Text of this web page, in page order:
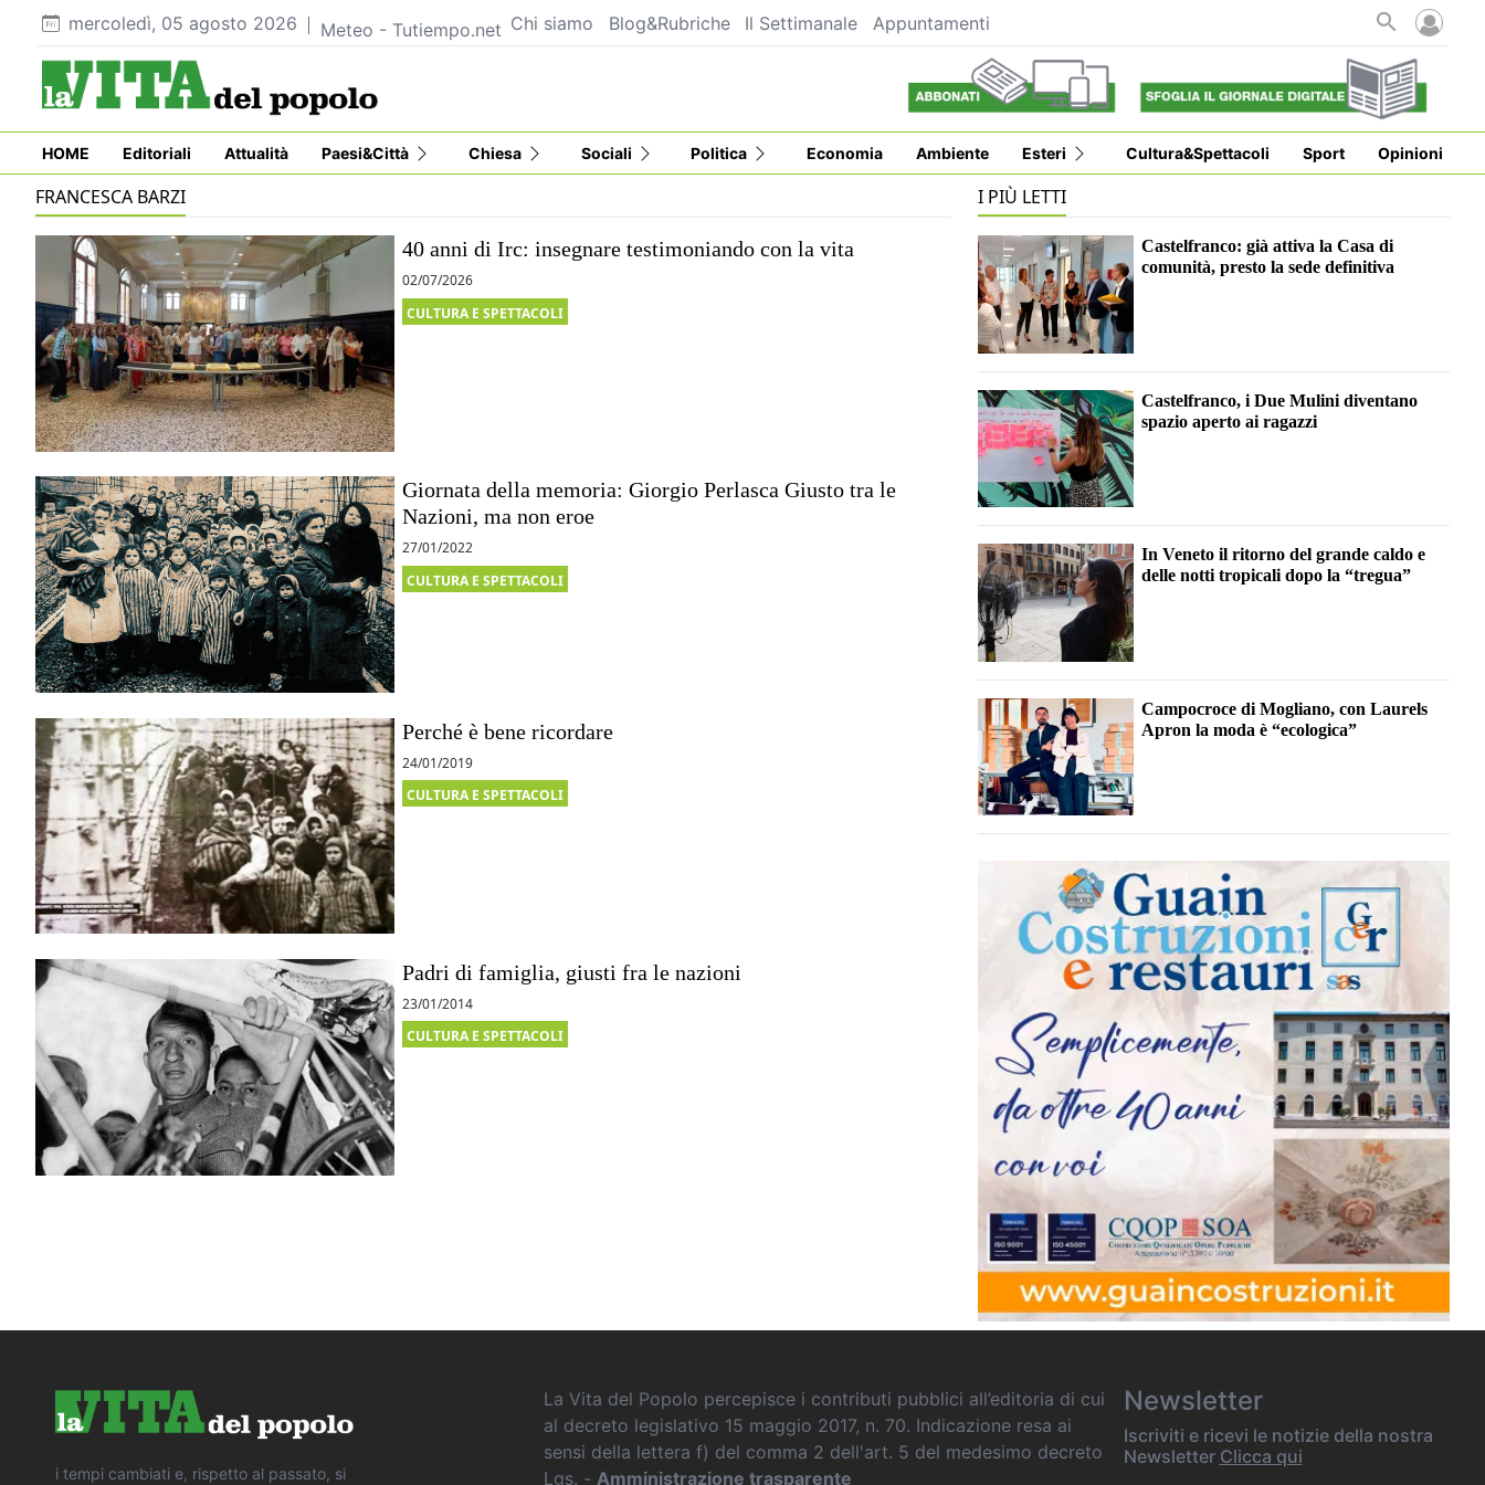
mercoledì, 05 agosto 2026 Meteo - Tutiempo.net Chi siamo Blog&Rubriche Il Settimanale Appuntamenti
HOME Editoriali Attualità Paesi&Città Chiesa Sociali Politica Economia Ambiente Esteri Cultura&Spettacoli Sport Opinioni
FRANCESCA BARZI
40 anni di Irc: insegnare testimoniando con la vita
02/07/2026
CULTURA E SPETTACOLI
Giornata della memoria: Giorgio Perlasca Giusto tra le
Nazioni, ma non eroe
27/01/2022
CULTURA E SPETTACOLI
Perché è bene ricordare
24/01/2019
CULTURA E SPETTACOLI
Padri di famiglia, giusti fra le nazioni
23/01/2014
CULTURA E SPETTACOLI
I PIÙ LETTI
Castelfranco: già attiva la Casa di
comunità, presto la sede definitiva
Castelfranco, i Due Mulini diventano
spazio aperto ai ragazzi
In Veneto il ritorno del grande caldo e
delle notti tropicali dopo la “tregua”
Campocroce di Mogliano, con Laurels
Apron la moda è “ecologica”
i tempi cambiati e, rispetto al passato, si
La Vita del Popolo percepisce i contributi pubblici all’editoria di cui
al decreto legislativo 15 maggio 2017, n. 70. Indicazione resa ai
sensi della lettera f) del comma 2 dell'art. 5 del medesimo decreto
Lgs. - Amministrazione trasparente
Newsletter
Iscriviti e ricevi le notizie della nostra
Newsletter Clicca qui